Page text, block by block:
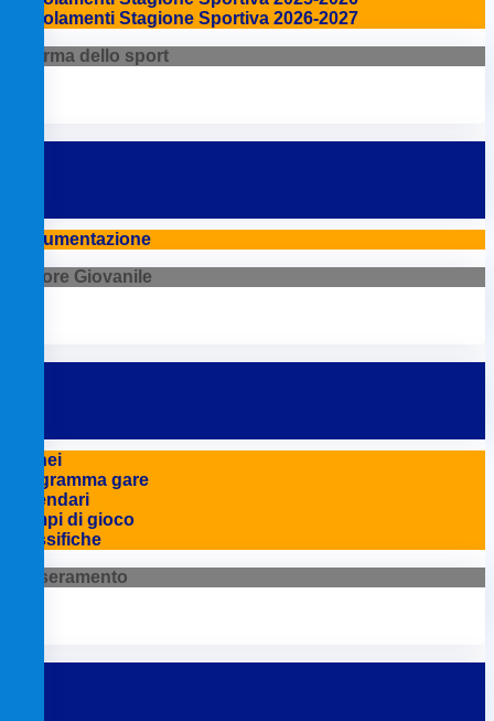
Regolamenti Stagione Sportiva 2026-2027
Riforma dello sport
Documentazione
Settore Giovanile
Tornei
Programma gare
Calendari
Campi di gioco
Classifiche
Tesseramento